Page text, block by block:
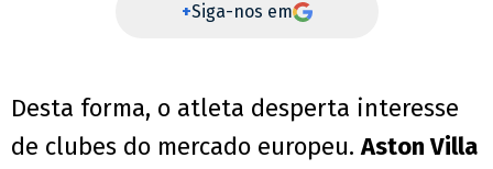
+Siga-nos em
Desta forma, o atleta desperta interesse
de clubes do mercado europeu.Aston Villa